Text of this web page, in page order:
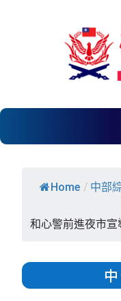
Home / 中部
和心警前進夜市